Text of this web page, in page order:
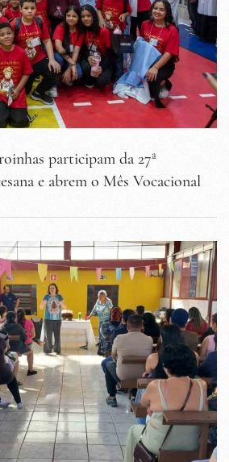
participam da 27ª
e abrem o Mês Vocacional